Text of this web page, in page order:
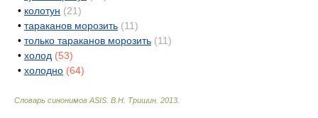
• колотун (21)
• тараканов морозить (11)
• только тараканов морозить (11)
• холод (53)
• холодно (64)
Словарь синонимов ASIS. В.Н. Тришин 2013